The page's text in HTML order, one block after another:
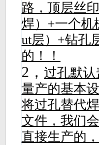
路，顶层丝
焊）+一个机
ut层）+钻孔
的！！
2， 过孔默
量产的基本
将过孔替代
文件，我们
直接生产的